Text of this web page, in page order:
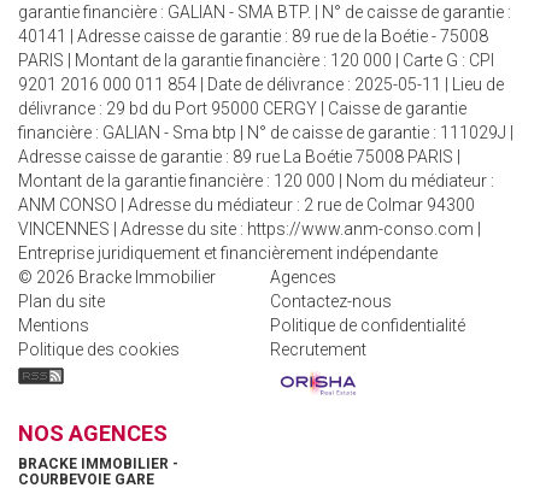
garantie financière : GALIAN - SMA BTP. | N° de caisse de garantie :
40141 | Adresse caisse de garantie : 89 rue de la Boétie - 75008
PARIS | Montant de la garantie financière : 120 000 | Carte G : CPI
9201 2016 000 011 854 | Date de délivrance : 2025-05-11 | Lieu de
délivrance : 29 bd du Port 95000 CERGY | Caisse de garantie
financière : GALIAN - Sma btp | N° de caisse de garantie : 111029J |
Adresse caisse de garantie : 89 rue La Boétie 75008 PARIS |
Montant de la garantie financière : 120 000 | Nom du médiateur :
ANM CONSO | Adresse du médiateur : 2 rue de Colmar 94300
VINCENNES | Adresse du site : https://www.anm-conso.com
Entreprise juridiquement et financièrement indépendante
© 2026 Bracke Immobilier
Agences
Plan du site
Contactez-nous
Mentions
Politique de confidentialité
Politique des cookies
Recrutement
NOS AGENCES
BRACKE IMMOBILIER -
COURBEVOIE GARE